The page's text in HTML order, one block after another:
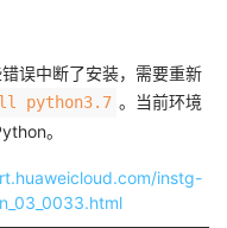
误中断了安装，需要重新
python3.7 。当前环境
。
instg-